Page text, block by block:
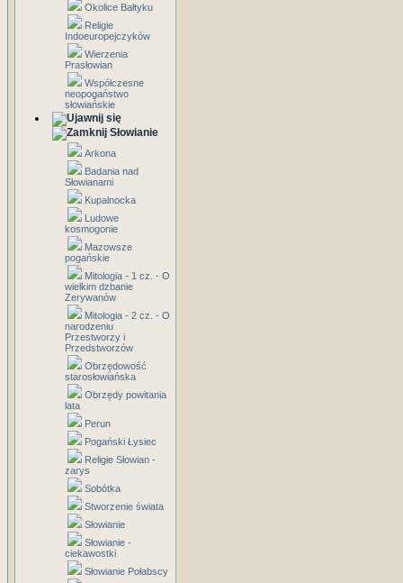
Okolice Bałtyku
Religie
Indoeuropejczyków
Wierzenia
Prasłowian
Współczesne
neopogaństwo
słowiańskie
Słowianie
Arkona
Badania nad
Słowianami
Kupalnocka
Ludowe
kosmogonie
Mazowsze
pogańskie
Mitologia - 1 cz. - O
wielkim dzbanie
Zerywanów
Mitologia - 2 cz. - O
narodzeniu
Przestworzy i
Przedstworzów
Obrzędowość
starosłowiańska
Obrzędy powitania
lata
Perun
Pogański Łysiec
Religie Słowian -
zarys
Sobótka
Stworzenie świata
Słowianie
Słowianie -
ciekawostki
Słowianie Połabscy